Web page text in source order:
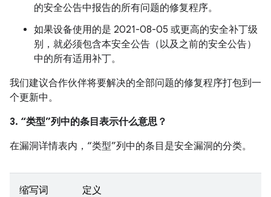
的安全公告中报告的所有问题的修复程序。
如果设备使用的是 2021-08-05 或更高的安全补丁级
别，就必须包含本安全公告（以及之前的安全公告）
中的所有适用补丁。
我们建议合作伙伴将要解决的全部问题的修复程序打包到一
个更新中。
3. “类型”列中的条目表示什么意思？
在漏洞详情表内，“类型”列中的条目是安全漏洞的分类。
缩写词 定义